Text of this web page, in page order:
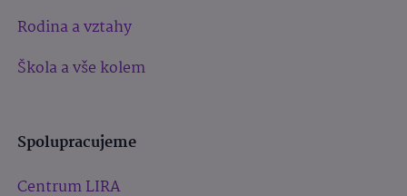
Rodina a vztahy
Škola a vše kolem
Spolupracujeme
Centrum LIRA